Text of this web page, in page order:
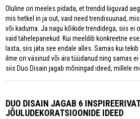
Oluline on meeles pidada, et trendid liiguvad
mis hetkel in ja out, vaid need trendisuunad,
või kaduma. Ja nagu kõikide trendidega, siis ei
vaid tähelepanekud. Kui meeldib konkreetne
lasta, siis jäta see endale alles. Samas kui
ilme on väsinud või ära tüüdanud ning samas
siis Duo Disain jagab mõningad ideed, millele
DUO DISAIN JAGAB 6
JÕULUDEKORATSIOONIDE IDEED